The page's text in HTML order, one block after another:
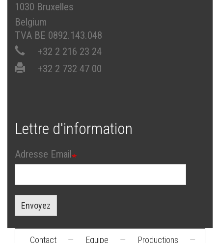
1030 Bruxelles
Belgium
TVA BE 0892.143.048
+32 2 216 23 24
+32 2 732 47 00
Lettre d'information
Adresse Email
Envoyez
Contact — Equipe — Productions —